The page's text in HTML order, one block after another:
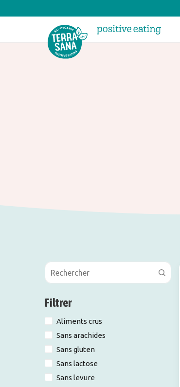
Filtrer
Aliments crus
Sans arachides
Sans gluten
Sans lactose
Sans levure